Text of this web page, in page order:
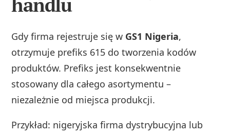
handlu
Gdy firma rejestruje się w GS1 Nigeria,
otrzymuje prefiks 615 do tworzenia kodów
produktów. Prefiks jest konsekwentnie
stosowany dla całego asortymentu –
niezależnie od miejsca produkcji.
Przykład: nigeryjska firma dystrybucyjna lub